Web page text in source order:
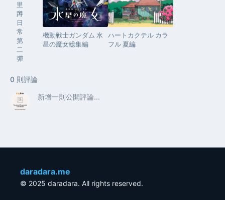
里
蹲
日
常
第
二
彈
機動戦士ガンダム 水
星の魔女総集編
ハートカクテル カラ
フル 夏編
0 則評論
daradara.me
© 2025 daradara. All rights reserved.